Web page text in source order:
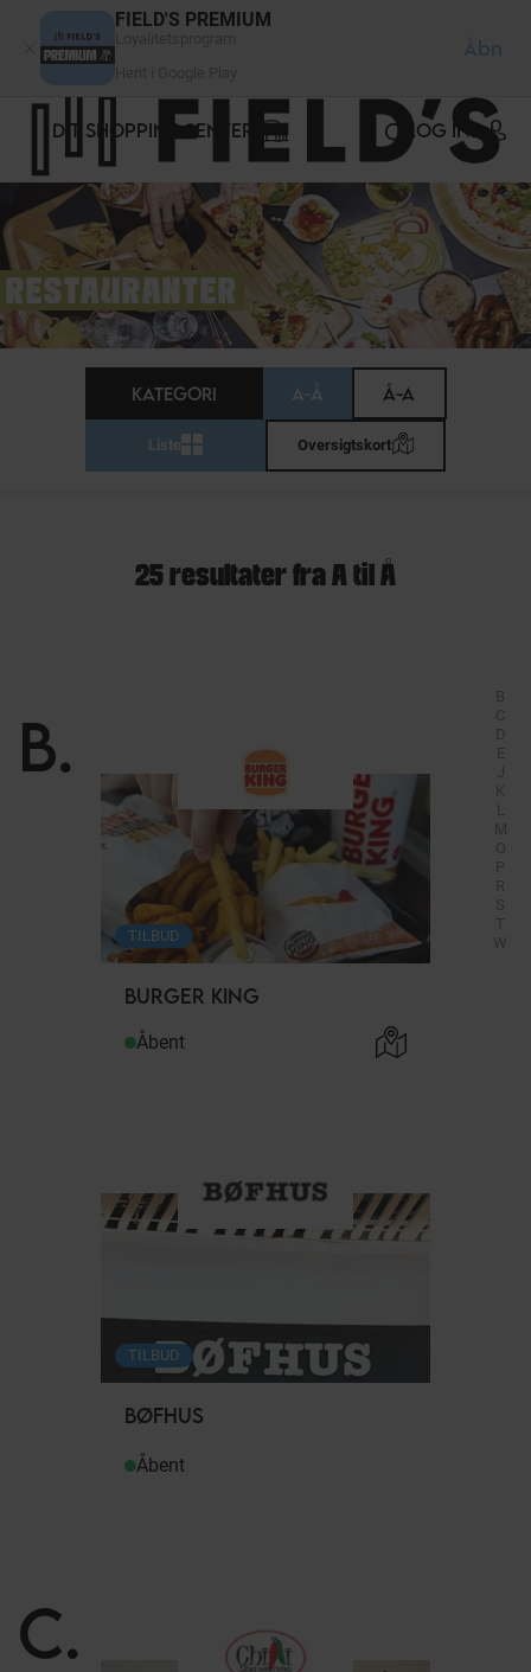
FIELD'S PREMIUM
Åbn
DIT SHOPPINGCENTER LOG IND
RESTAURANTER
KATEGORI A-Å Å-A
Liste Oversigtskort
25 resultater fra A til Å
B
C
D
E
J
L
M
O
P
R
S
T
W
B.
BURGER KING
TILBUD
Åbent
BØFHUS
TILBUD
Åbent
C.
CCookie-styringspanel